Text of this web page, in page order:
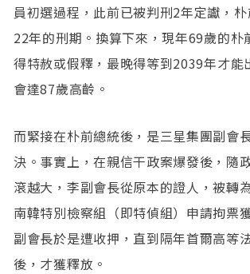
員初選過程，此前已被判刑2年定讞，
22年的刑期。換算下來，現年69歲的朴
得特赦或假釋，最晚得等到2039年才能
會達87歲高齡。
而緊接在朴前總統後，是三星集團副會
決。事實上，在親信干政案爆發後，隨
滾越大，李副會長從原本的證人，被轉
南韓特別檢察組（即特偵組）申請拘票
副會長於是遭收押，直到隔年首爾高等
後，才獲釋放。